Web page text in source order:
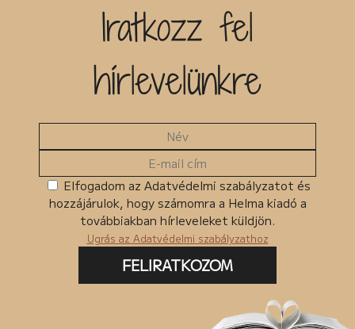
Új címke hozzáadása
MKMT könyv
Ingyenes termékek
Csomagban szerepel
Iratkozz fel
hírlevelünkre
Elfogadom az Adatvédelmi szabályzatot és
hozzájárulok, hogy számomra a Helma kiadó a
továbbiakban hírleveleket küldjön.
Ugrás az Adatvédelmi szabályzathoz
FELIRATKOZOM